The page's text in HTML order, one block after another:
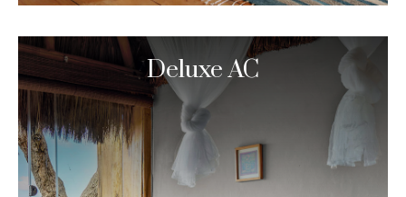
Deluxe AC